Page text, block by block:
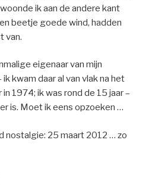
ik aan de andere kant
beetje goede wind, hadden
van.
eigenaar van mijn
ik kwam daar al van vlak na het
1974; ik was rond de 15 jaar –
is. Moet ik eens opzoeken …
nostalgie: 25 maart 2012 … zo